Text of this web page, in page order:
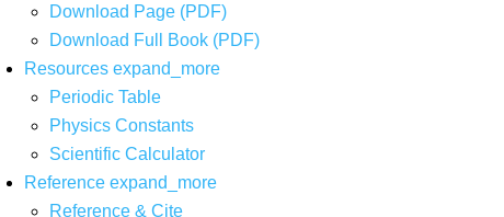
Download Page (PDF)
Download Full Book (PDF)
Resources expand_more
Periodic Table
Physics Constants
Scientific Calculator
Reference expand_more
Reference & Cite